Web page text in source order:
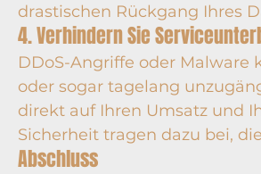
drastischen Rückgang Ihres
4. Verhindern Sie
DDoS-Angriffe oder Malware
oder sogar tagelang
direkt auf Ihren Umsatz und
Sicherheit tragen dazu bei,
Abschluss